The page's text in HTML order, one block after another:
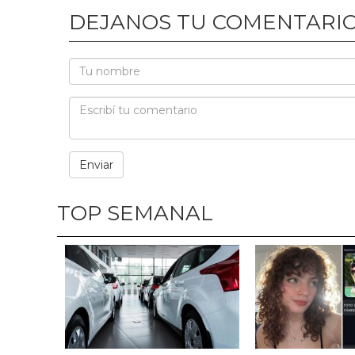
DEJANOS TU
TOP SEMANAL